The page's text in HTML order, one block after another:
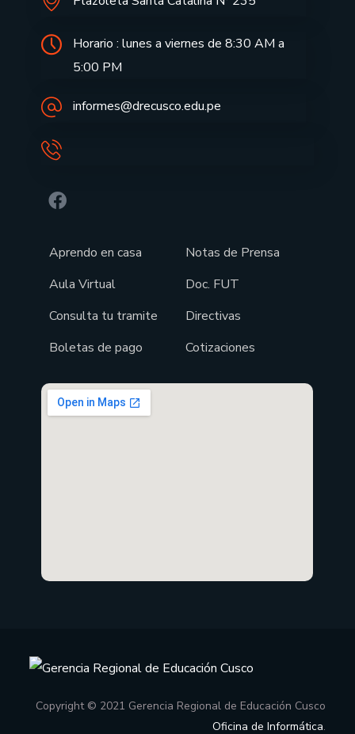
Horario : lunes a viernes de 8:30 AM a
5:00 PM
informes@drecusco.edu.pe
Aprendo en casa
Aula Virtual
Consulta tu tramite
Boletas de pago
Notas de Prensa
Doc. FUT
Directivas
Cotizaciones
Copyright © 2021 Gerencia Regional de Educación Cusco
Oficina de Informática.